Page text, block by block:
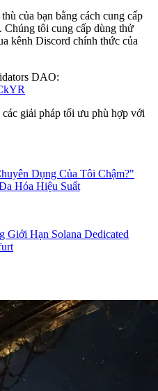
của bạn bằng cách cung cấp
Chúng tôi cung cấp dùng thử
kênh Discord chính thức của
DAO:
giải pháp tối ưu phù hợp với
Dụng Của Tôi Chậm?"
Hóa Hiệu Suất
Giới Hạn Solana Dedicated